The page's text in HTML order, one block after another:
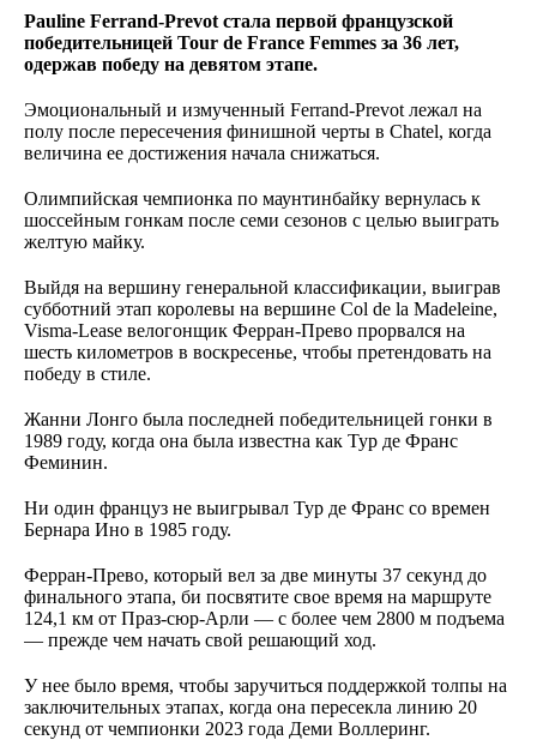
Pauline Ferrand-Prevot стала первой французской
победительницей Tour de France Femmes за 36 лет,
одержав победу на девятом этапе.
Эмоциональный и измученный Ferrand-Prevot лежал на
полу после пересечения финишной черты в Chatel, когда
величина ее достижения начала снижаться.
Олимпийская чемпионка по маунтинбайку вернулась к
шоссейным гонкам после семи сезонов с целью выиграть
желтую майку.
Выйдя на вершину генеральной классификации, выиграв
субботний этап королевы на вершине Col de la Madeleine,
Visma-Lease велогонщик Ферран-Прево прорвался на
шесть километров в воскресенье, чтобы претендовать на
победу в стиле.
Жанни Лонго была последней победительницей гонки в
1989 году, когда она была известна как Тур де Франс
Феминин.
Ни один француз не выигрывал Тур де Франс со времен
Бернара Ино в 1985 году.
Ферран-Прево, который вел за две минуты 37 секунд до
финального этапа, би посвятите свое время на маршруте
124,1 км от Праз-сюр-Арли — с более чем 2800 м подъема
— прежде чем начать свой решающий ход.
У нее было время, чтобы заручиться поддержкой толпы на
заключительных этапах, когда она пересекла линию 20
секунд от чемпионки 2023 года Деми Воллеринг.